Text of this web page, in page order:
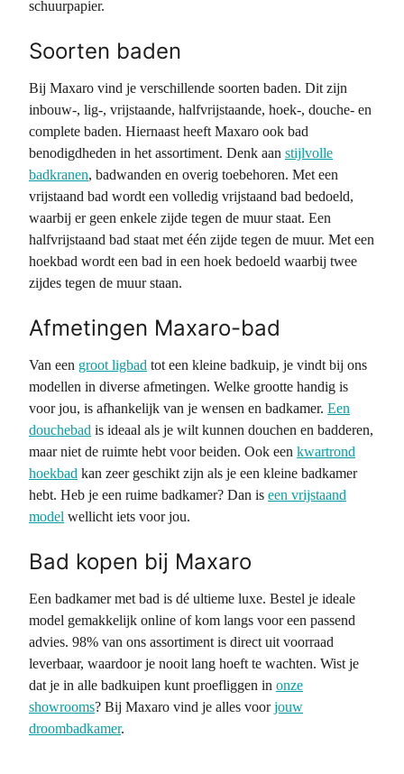
schuurpapier.
Soorten baden
Bij Maxaro vind je verschillende soorten baden. Dit zijn
inbouw-, lig-, vrijstaande, halfvrijstaande, hoek-, douche- en
complete baden. Hiernaast heeft Maxaro ook bad
benodigdheden in het assortiment. Denk aan stijlvolle
badkranen, badwanden en overig toebehoren. Met een
vrijstaand bad wordt een volledig vrijstaand bad bedoeld,
waarbij er geen enkele zijde tegen de muur staat. Een
halfvrijstaand bad staat met één zijde tegen de muur. Met een
hoekbad wordt een bad in een hoek bedoeld waarbij twee
zijdes tegen de muur staan.
Afmetingen Maxaro-bad
Van een groot ligbad tot een kleine badkuip, je vindt bij ons
modellen in diverse afmetingen. Welke grootte handig is
voor jou, is afhankelijk van je wensen en badkamer. Een
douchebad is ideaal als je wilt kunnen douchen en badderen,
maar niet de ruimte hebt voor beiden. Ook een kwartrond
hoekbad kan zeer geschikt zijn als je een kleine badkamer
hebt. Heb je een ruime badkamer? Dan is een vrijstaand
model wellicht iets voor jou.
Bad kopen bij Maxaro
Een badkamer met bad is dé ultieme luxe. Bestel je ideale
model gemakkelijk online of kom langs voor een passend
advies. 98% van ons assortiment is direct uit voorraad
leverbaar, waardoor je nooit lang hoeft te wachten. Wist je
dat je in alle badkuipen kunt proefliggen in onze
showrooms? Bij Maxaro vind je alles voorjouw
droombadkamer.